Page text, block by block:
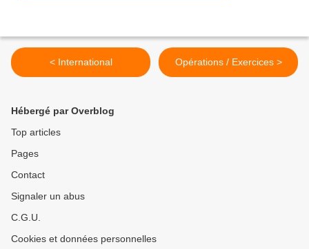
< International Opérations / Exercices >
Hébergé par Overblog
Top articles
Pages
Contact
Signaler un abus
C.G.U.
Cookies et données personnelles